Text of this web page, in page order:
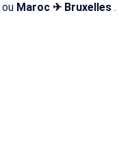
ou Maroc ✈ Bruxelles .